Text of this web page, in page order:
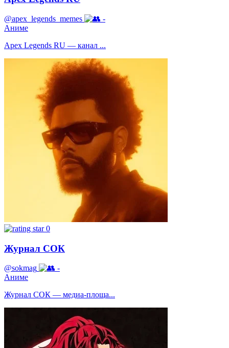
@apex_legends_memes
-
Аниме
Apex Legends RU — канал ...
0
Журнал СОК
@sokmag
-
Аниме
Журнал СОК — медиа-площа...